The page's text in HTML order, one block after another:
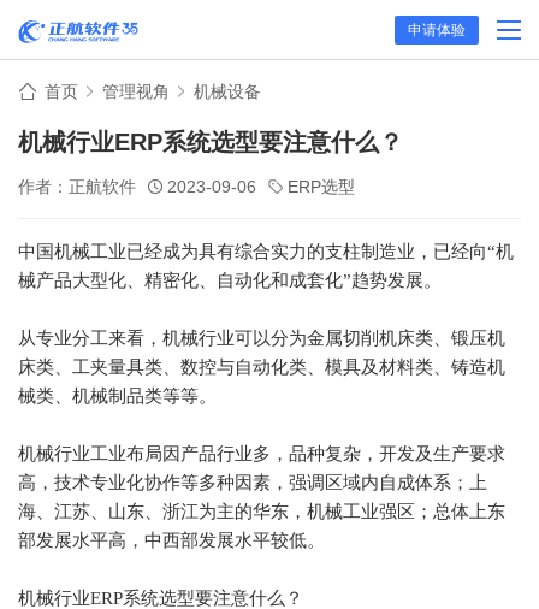
申请体验
首页 管理视角 机械设备
机械行业ERP系统选型要注意什么？
作者：正航软件 2023-09-06 ERP选型
中国机械工业已经成为具有综合实力的支柱制造业，已经向“机
械产品大型化、精密化、自动化和成套化”趋势发展。
从专业分工来看，机械行业可以分为金属切削机床类、锻压机
床类、工夹量具类、数控与自动化类、模具及材料类、铸造机
械类、机械制品类等等。
机械行业工业布局因产品行业多，品种复杂，开发及生产要求
高，技术专业化协作等多种因素，强调区域内自成体系；上
海、江苏、山东、浙江为主的华东，机械工业强区；总体上东
部发展水平高，中西部发展水平较低。
机械行业ERP系统选型要注意什么？